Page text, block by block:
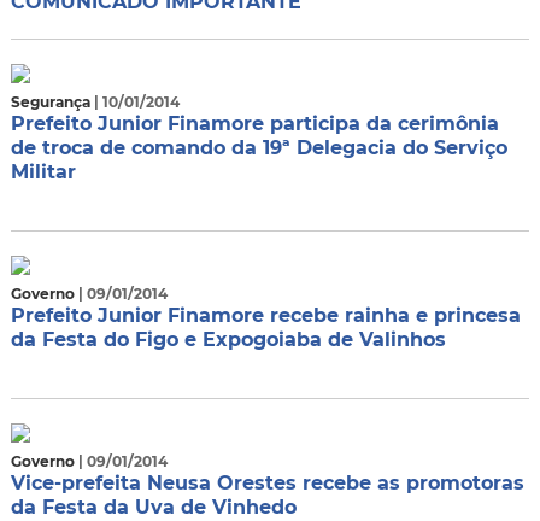
Segurança | 10/01/2014
Prefeito Junior Finamore participa da cerimônia
de troca de comando da 19ª Delegacia do Serviço
Militar
Governo | 09/01/2014
Prefeito Junior Finamore recebe rainha e princesa
da Festa do Figo e Expogoiaba de Valinhos
Governo | 09/01/2014
Vice-prefeita Neusa Orestes recebe as promotoras
da Festa da Uva de Vinhedo